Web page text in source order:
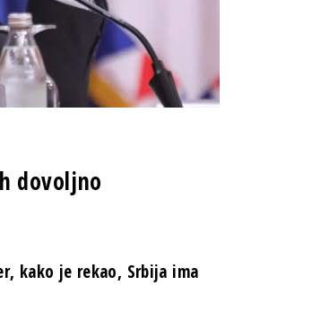
dovoljno
kako je rekao, Srbija ima